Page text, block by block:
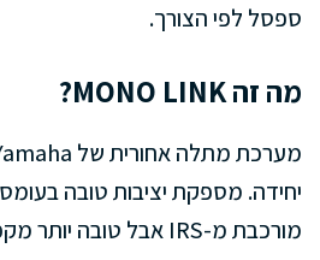
ספסל לפי הצורך.
מה זה MONO LINK?
יחידה. מספקת יציבות טובה
מורכבת מ-IRS אבל טובה יותר מקפיץ עלים.